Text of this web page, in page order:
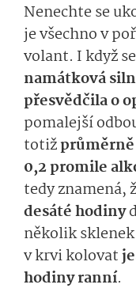
Nenechte se
je všechno v
volant. I když se
namátková
přesvědčila o
pomalejší
totižprůměrně
0,2 promile
tedy znamená,
desáté hodiny
několik
v krvi kolovat
hodiny ranní.